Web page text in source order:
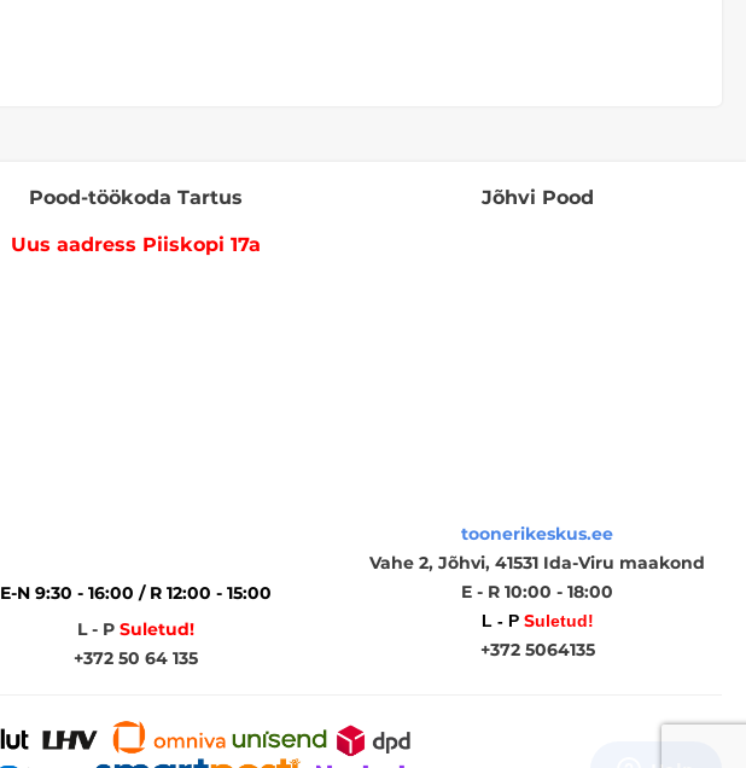
Pood-töökoda Tartus
Uus aadress Piiskopi 17a
E-N 9:30 - 16:00 / R 12:00 - 15:00
L - P Suletud!
+372 50 64 135
Jõhvi Pood
toonerikeskus.ee
Vahe 2, Jõhvi, 41531 Ida-Viru maakond
E - R 10:00 - 18:00
L - P Suletud!
+372 5064135